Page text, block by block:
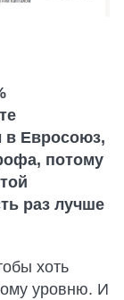
в Евросоюз,
потому
раз лучше
хоть
уровню. И